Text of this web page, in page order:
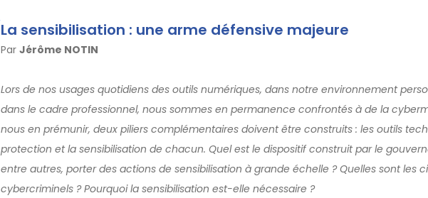
La sensibilisation : une arme défensive majeure
Par Jérôme NOTIN
Lors de nos usages quotidiens des outils numériques, dans notre environnement
dans le cadre professionnel, nous sommes en permanence confrontés à de la
nous en prémunir, deux piliers complémentaires doivent être construits : les outils
protection et la sensibilisation de chacun. Quel est le dispositif construit par le
entre autres, porter des actions de sensibilisation à grande échelle ? Quelles sont les
cybercriminels ? Pourquoi la sensibilisation est-elle nécessaire ?